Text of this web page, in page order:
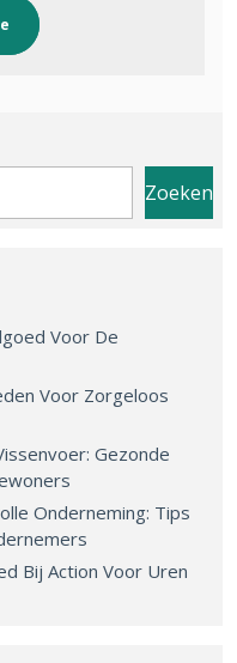
Zoeken
Voor De
Voor Zorgeloos
Gezonde
Onderneming: Tips
Bij Action Voor Uren